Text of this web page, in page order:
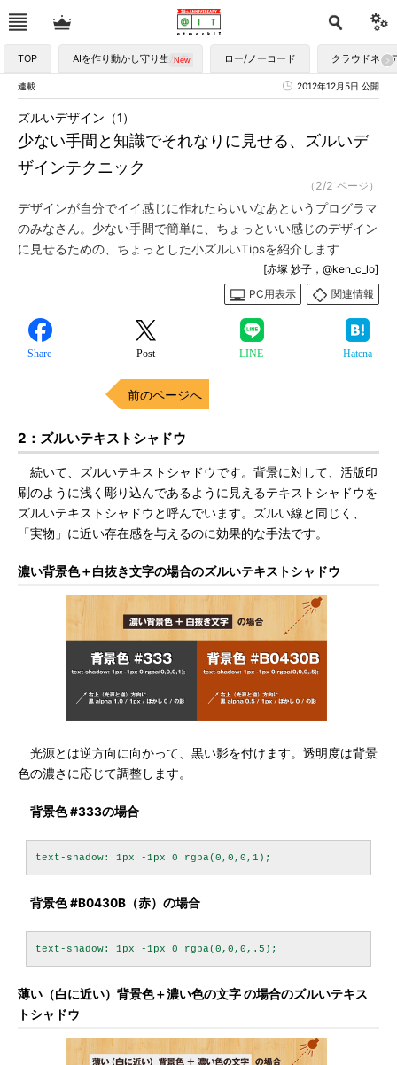
TOP AIを作り動かし守り生かす ロー/ノーコード クラウドネイ
連載 2012年12月5日 公開
少ない手間と知識でそれなりに見せる、ズルいデ
ザインテクニック
ズルいデザイン（1）
（2/2 ページ）
デザインが自分でイイ感じに作れたらいいなあというプログラマ
のみなさん。少ない手間で簡単に、ちょっといい感じのデザイン
に見せるための、ちょっとした小ズルいTipsを紹介します
[赤塚 妙子，@ken_c_lo]
PC用表示
関連情報
Share Post LINE Hatena
前のページへ
2：ズルいテキストシャドウ
続いて、ズルいテキストシャドウです。背景に対して、活版印
刷のように浅く彫り込んであるように見えるテキストシャドウを
ズルいテキストシャドウと呼んでいます。ズルい線と同じく、
「実物」に近い存在感を与えるのに効果的な手法です。
濃い背景色＋白抜き文字の場合のズルいテキストシャドウ
光源とは逆方向に向かって、黒い影を付けます。透明度は背景
色の濃さに応じて調整します。
背景色 #333の場合
背景色 #B0430B（赤）の場合
薄い（白に近い）背景色＋濃い色の文字 の場合のズルいテキス
トシャドウ